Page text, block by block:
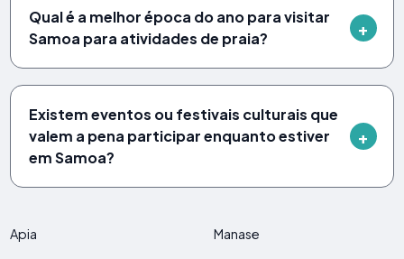
Qual é a melhor época do ano para visitar
Samoa para atividades de praia?
Existem eventos ou festivais culturais que
valem a pena participar enquanto estiver
em Samoa?
Apia Manase